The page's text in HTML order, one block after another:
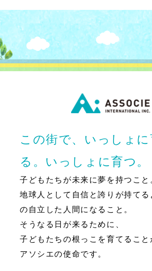
この街で、いっしょに
る。いっしょに育つ。
子どもたちが未来に夢を持つこと
地球人として自信と誇りが持てる
の自立した人間になること。
そうなる日が来るために、
子どもたちの根っこを育てること
アソシエの使命です。